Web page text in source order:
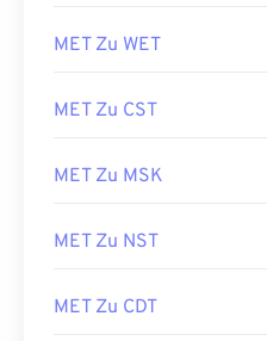
MET Zu WET
MET Zu CST
MET Zu MSK
MET Zu NST
MET Zu CDT